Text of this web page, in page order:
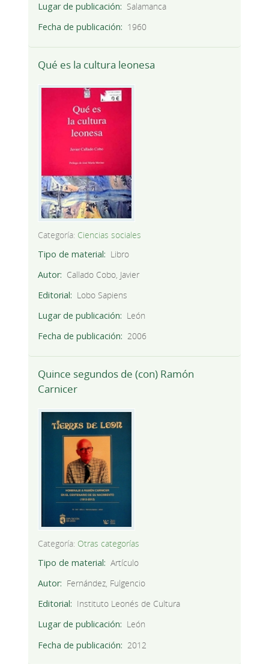
Lugar de publicación
Salamanca
Fecha de publicación
1960
Qué es la cultura leonesa
Categoría: Ciencias sociales
Tipo de material
Libro
Autor
Callado Cobo, Javier
Editorial
Lobo Sapiens
Lugar de publicación
León
Fecha de publicación
2006
Quince segundos de (con) Ramón
Carnicer
Categoría: Otras categorías
Tipo de material
Artículo
Autor
Fernández, Fulgencio
Editorial
Instituto Leonés de Cultura
Lugar de publicación
León
Fecha de publicación
2012